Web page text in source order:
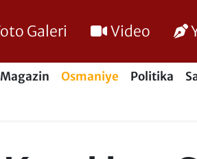
Galeri Video
Magazin Osmaniye Politika